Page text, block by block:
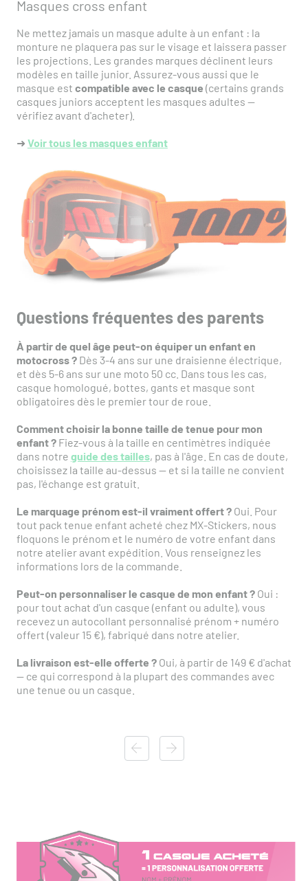
Masques cross enfant
Ne mettez jamais un masque adulte à un enfant : la
monture ne plaquera pas sur le visage et laissera passer
les projections. Les grandes marques déclinent leurs
modèles en taille junior. Assurez-vous aussi que le
masque est compatible avec le casque (certains grands
casques juniors acceptent les masques adultes —
vérifiez avant d'acheter).
➜ Voir tous les masques enfant
Questions fréquentes des parents
À partir de quel âge peut-on équiper un enfant en
motocross ?Dès 3-4 ans sur une draisienne électrique,
et dès 5-6 ans sur une moto 50 cc. Dans tous les cas,
casque homologué, bottes, gants et masque sont
obligatoires dès le premier tour de roue.
Comment choisir la bonne taille de tenue pour mon
enfant ?Fiez-vous à la taille en centimètres indiquée
dans notre guide des tailles, pas à l'âge. En cas de doute,
choisissez la taille au-dessus — et si la taille ne convient
pas, l'échange est gratuit.
Le marquage prénom est-il vraiment offert ?Oui. Pour
tout pack tenue enfant acheté chez MX-Stickers, nous
floquons le prénom et le numéro de votre enfant dans
notre atelier avant expédition. Vous renseignez les
informations lors de la commande.
Peut-on personnaliser le casque de mon enfant ?Oui :
pour tout achat d'un casque (enfant ou adulte), vous
recevez un autocollant personnalisé prénom + numéro
offert (valeur 15 €), fabriqué dans notre atelier.
La livraison est-elle offerte ?Oui, à partir de 149 € d'achat
— ce qui correspond à la plupart des commandes avec
une tenue ou un casque.